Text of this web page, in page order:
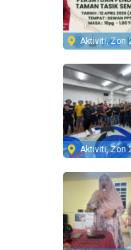
Aktiviti,Zon
Aktiviti,Zon